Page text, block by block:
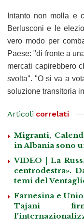
Intanto non molla e
Berlusconi e le
vero modo per
Paese: "di fronte a
mercati capirebbero
svolta". "O si va a
soluzione transitoria
Articoli correlati
Migranti,
in Albania sono
VIDEO | La
centrodestra».
temi del
Farnesina e
Tajani